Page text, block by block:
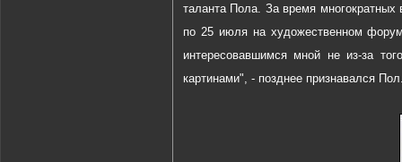
таланта Пола. За время
по 25 июля на художественном
интересовавшимся мной не из-за
картинами", - позднее признавался